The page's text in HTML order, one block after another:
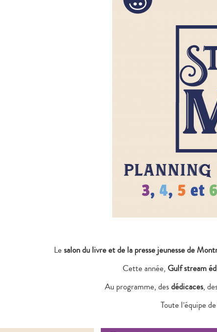
Le salon du livre et de la presse jeunesse de
Cette année, Gulf stream
Au programme, desdédicaces,
Toute l’équipe